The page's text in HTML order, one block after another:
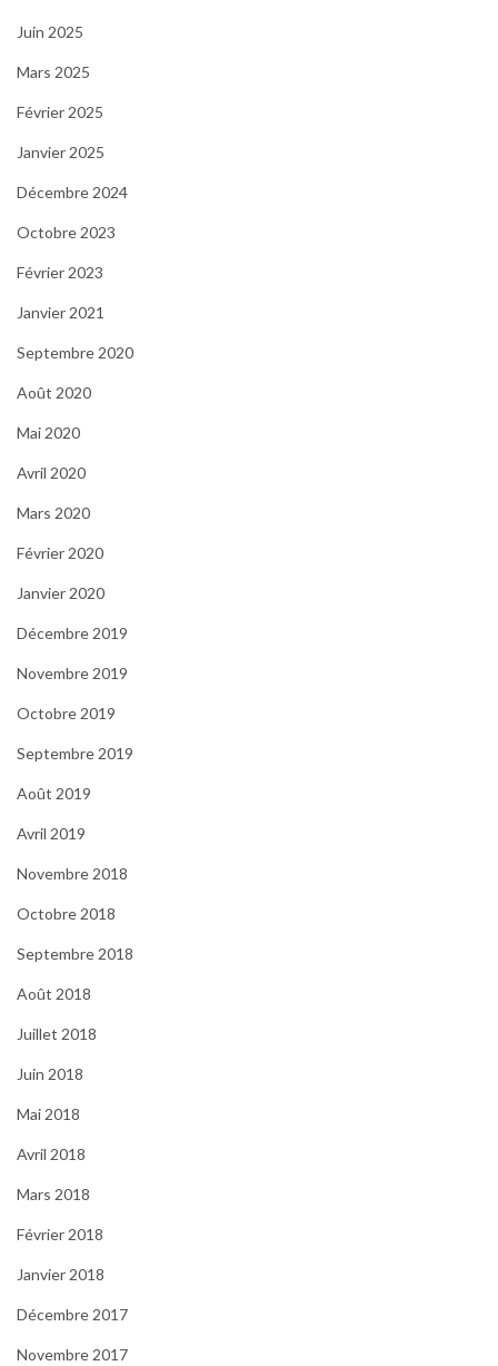
Juin 2025
Mars 2025
Février 2025
Janvier 2025
Décembre 2024
Octobre 2023
Février 2023
Janvier 2021
Septembre 2020
Août 2020
Mai 2020
Avril 2020
Mars 2020
Février 2020
Janvier 2020
Décembre 2019
Novembre 2019
Octobre 2019
Septembre 2019
Août 2019
Avril 2019
Novembre 2018
Octobre 2018
Septembre 2018
Août 2018
Juillet 2018
Juin 2018
Mai 2018
Avril 2018
Mars 2018
Février 2018
Janvier 2018
Décembre 2017
Novembre 2017